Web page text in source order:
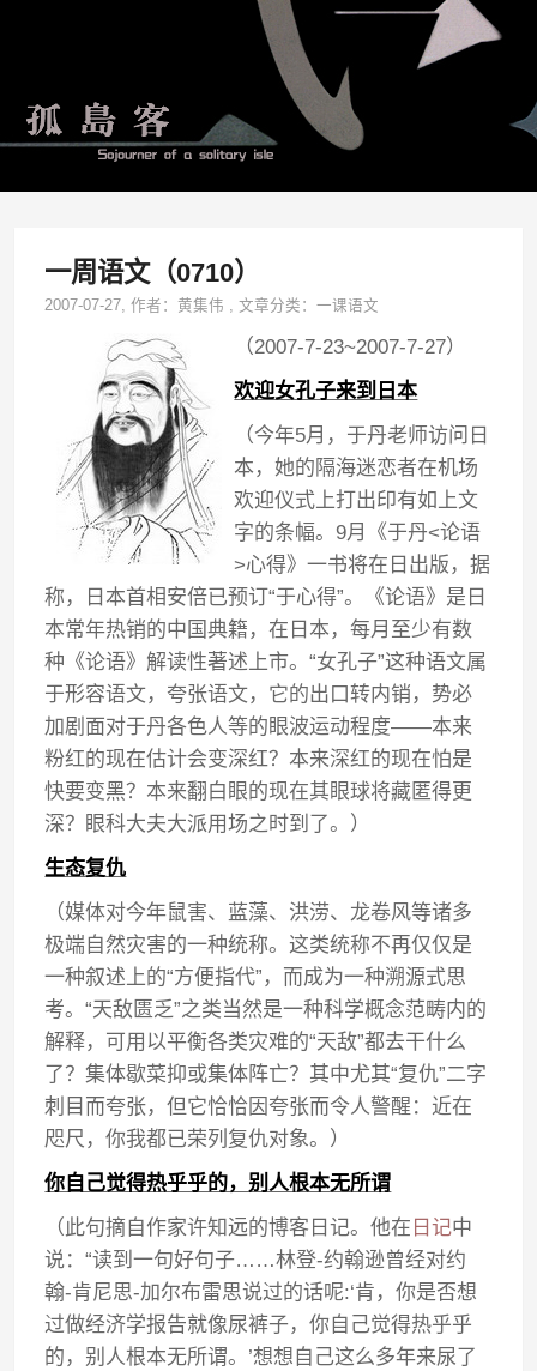
一周语文（0710）
2007-07-27, 作者：黄集伟 ,文章分类：一课语文
（2007-7-23~2007-7-27）
欢迎女孔子来到日本
（今年5月，于丹老师访问日
本，她的隔海迷恋者在机场
欢迎仪式上打出印有如上文
字的条幅。9月《于丹<论语
>心得》一书将在日出版，据
称，日本首相安倍已预订“于心得”。《论语》是日
本常年热销的中国典籍，在日本，每月至少有数
种《论语》解读性著述上市。“女孔子”这种语文属
于形容语文，夸张语文，它的出口转内销，势必
加剧面对于丹各色人等的眼波运动程度——本来
粉红的现在估计会变深红？本来深红的现在怕是
快要变黑？本来翻白眼的现在其眼球将藏匿得更
深？眼科大夫大派用场之时到了。）
生态复仇
（媒体对今年鼠害、蓝藻、洪涝、龙卷风等诸多
极端自然灾害的一种统称。这类统称不再仅仅是
一种叙述上的“方便指代”，而成为一种溯源式思
考。“天敌匮乏”之类当然是一种科学概念范畴内的
解释，可用以平衡各类灾难的“天敌”都去干什么
了？集体歇菜抑或集体阵亡？其中尤其“复仇”二字
刺目而夸张，但它恰恰因夸张而令人警醒：近在
咫尺，你我都已荣列复仇对象。）
你自己觉得热乎乎的，别人根本无所谓
（此句摘自作家许知远的博客日记。他在 日记中
说：“读到一句好句子……林登-约翰逊曾经对约
翰-肯尼思-加尔布雷思说过的话呢:‘肯，你是否想
过做经济学报告就像尿裤子，你自己觉得热乎乎
的，别人根本无所谓。’想想自己这么多年来尿了